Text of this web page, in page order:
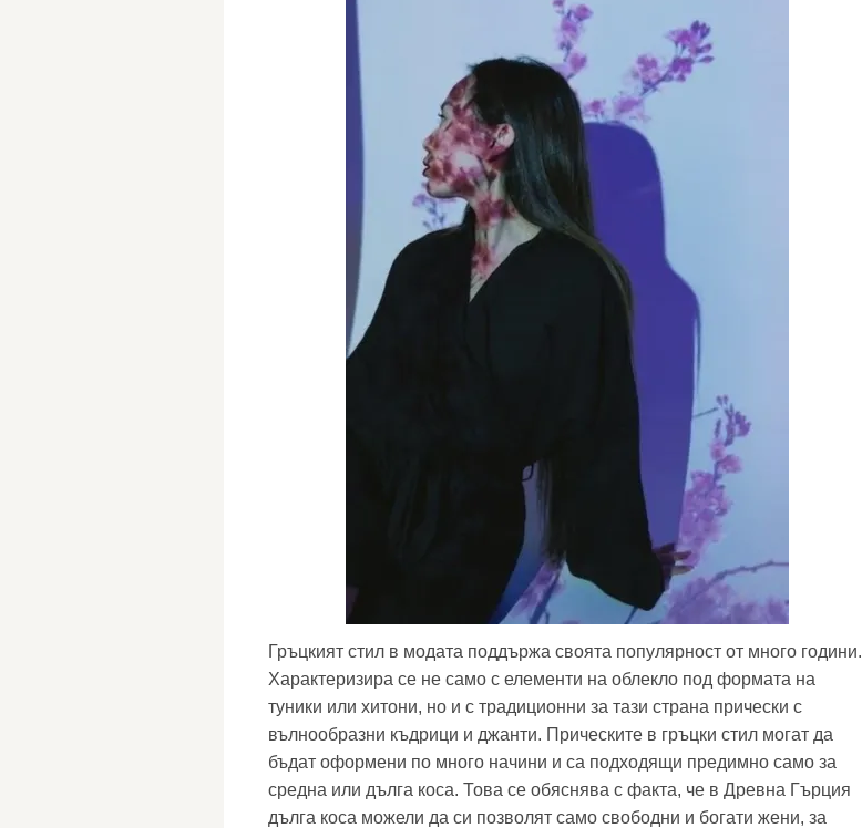
Гръцкият стил в модата поддържа своята популярност от много години.
Характеризира се не само с елементи на облекло под формата на
туники или хитони, но и с традиционни за тази страна прически с
вълнообразни къдрици и джанти. Прическите в гръцки стил могат да
бъдат оформени по много начини и са подходящи предимно само за
средна или дълга коса. Това се обяснява с факта, че в Древна Гърция
дълга коса можели да си позволят само свободни и богати жени, за